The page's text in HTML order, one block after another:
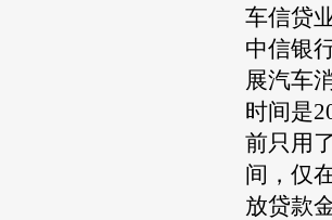
车信贷
中信银
展汽车
时间是
前只用
间，仅
放贷款